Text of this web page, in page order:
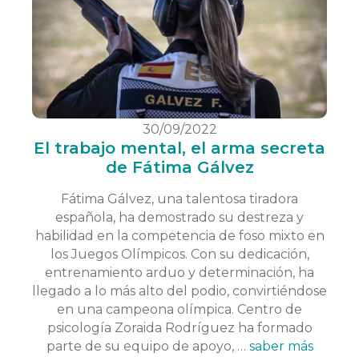
30/09/2022
El trabajo mental, el arma secreta
de Fátima Gálvez
Fátima Gálvez, una talentosa tiradora
española, ha demostrado su destreza y
habilidad en la competencia de foso mixto en
los Juegos Olímpicos. Con su dedicación,
entrenamiento arduo y determinación, ha
llegado a lo más alto del podio, convirtiéndose
en una campeona olímpica. Centro de
psicología Zoraida Rodríguez ha formado
parte de su equipo de apoyo, … saber más